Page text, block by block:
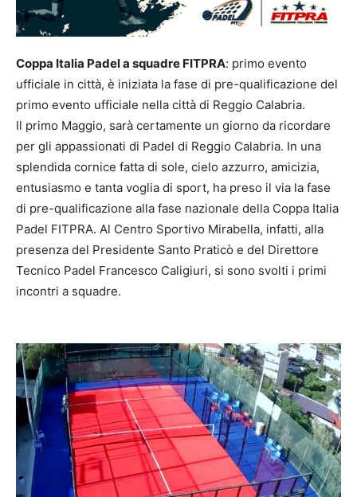
Coppa Italia Padel a squadre FITPRA: primo evento
ufficiale in città, è iniziata la fase di pre-qualificazione del
primo evento ufficiale nella città di Reggio Calabria.
Il primo Maggio, sarà certamente un giorno da ricordare
per gli appassionati di Padel di Reggio Calabria. In una
splendida cornice fatta di sole, cielo azzurro, amicizia,
entusiasmo e tanta voglia di sport, ha preso il via la fase
di pre-qualificazione alla fase nazionale della Coppa Italia
Padel FITPRA. Al Centro Sportivo Mirabella, infatti, alla
presenza del Presidente Santo Praticò e del Direttore
Tecnico Padel Francesco Caligiuri, si sono svolti i primi
incontri a squadre.